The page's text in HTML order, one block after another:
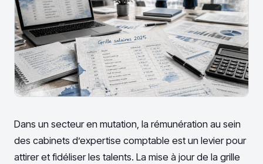
Dans un secteur en mutation, la rémunération au sein
des cabinets d’expertise comptable est un levier pour
attirer et fidéliser les talents. La mise à jour de la grille